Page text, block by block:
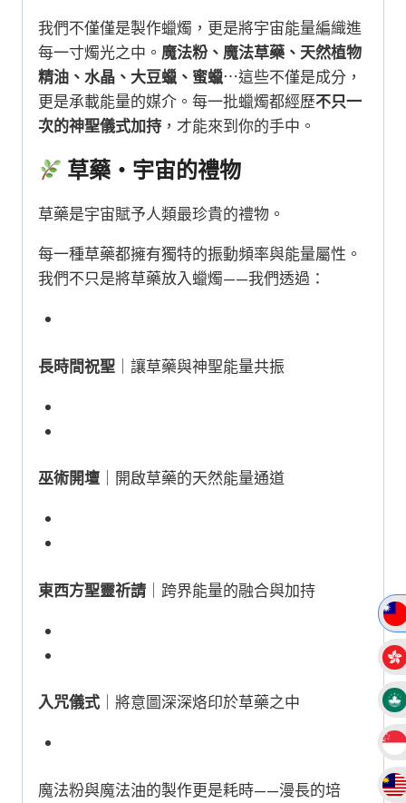
我們不僅僅是製作蠟燭，更是將宇宙能量編織進
每一寸燭光之中。 魔法粉、魔法草藥、天然植物
精油、水晶、大豆蠟、蜜蠟⋯這些不僅是成分，
更是承載能量的媒介。每一批蠟燭都經歷不只一
次的神聖儀式加持 ，才能來到你的手中。
草藥・宇宙的禮物
草藥是宇宙賦予人類最珍貴的禮物。
每一種草藥都擁有獨特的振動頻率與能量屬性。
我們不只是將草藥放入蠟燭——我們透過：
長時間祝聖 ｜讓草藥與神聖能量共振
巫術開壇 ｜開啟草藥的天然能量通道
東西方聖靈祈請 ｜跨界能量的融合與加持
入咒儀式 ｜將意圖深深烙印於草藥之中
魔法粉與魔法油的製作更是耗時——漫長的培